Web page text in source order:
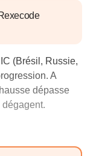
(Brésil, Russie,
A
dépasse
dégagent.